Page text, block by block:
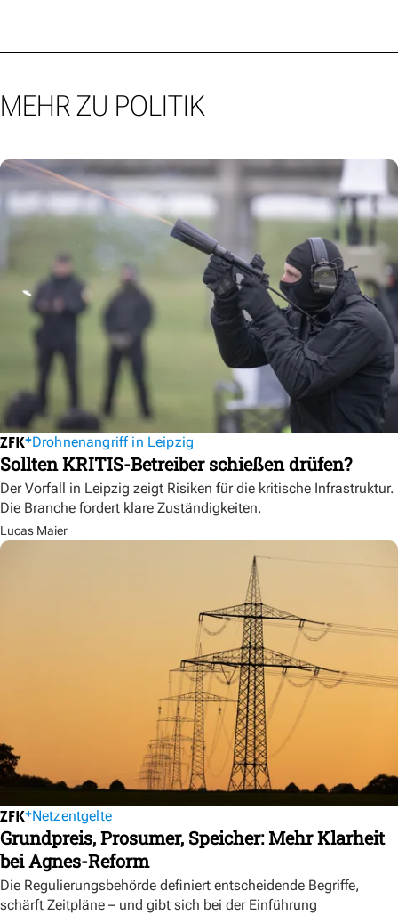
MEHR ZU POLITIK
Drohnenangriff in Leipzig
Sollten KRITIS-Betreiber schießen drüfen?
Der Vorfall in Leipzig zeigt Risiken für die kritische Infrastruktur.
Die Branche fordert klare Zuständigkeiten.
Lucas Maier
Netzentgelte
Grundpreis, Prosumer, Speicher: Mehr Klarheit
bei Agnes-Reform
Die Regulierungsbehörde definiert entscheidende Begriffe,
schärft Zeitpläne – und gibt sich bei der Einführung